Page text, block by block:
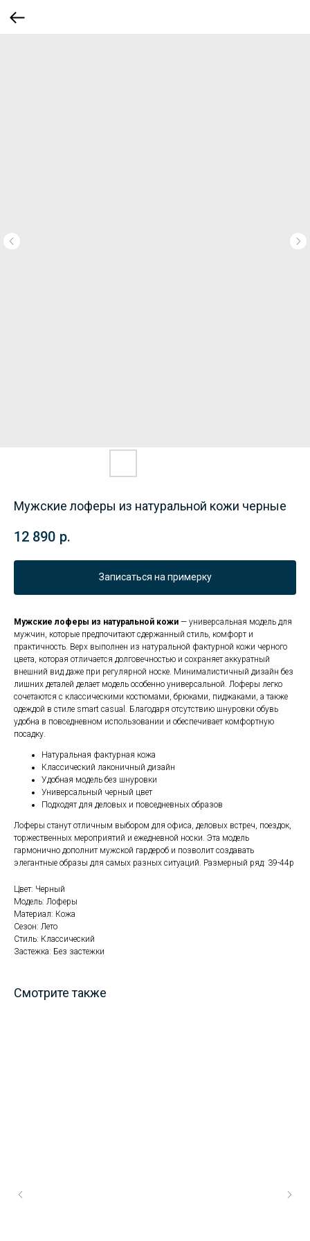
Мужские лоферы из натуральной кожи черные
12 890 р.
Записаться на примерку
Мужские лоферы из натуральной кожи — универсальная модель для
мужчин, которые предпочитают сдержанный стиль, комфорт и
практичность. Верх выполнен из натуральной фактурной кожи черного
цвета, которая отличается долговечностью и сохраняет аккуратный
внешний вид даже при регулярной носке. Минималистичный дизайн без
лишних деталей делает модель особенно универсальной. Лоферы легко
сочетаются с классическими костюмами, брюками, пиджаками, а также
одеждой в стиле smart casual. Благодаря отсутствию шнуровки обувь
удобна в повседневном использовании и обеспечивает комфортную
посадку.
Натуральная фактурная кожа
Классический лаконичный дизайн
Удобная модель без шнуровки
Универсальный черный цвет
Подходят для деловых и повседневных образов
Лоферы станут отличным выбором для офиса, деловых встреч, поездок,
торжественных мероприятий и ежедневной носки. Эта модель
гармонично дополнит мужской гардероб и позволит создавать
элегантные образы для самых разных ситуаций. Размерный ряд: 39-44р
Цвет: Черный
Модель: Лоферы
Материал: Кожа
Сезон: Лето
Стиль: Классический
Застежка: Без застежки
Смотрите также